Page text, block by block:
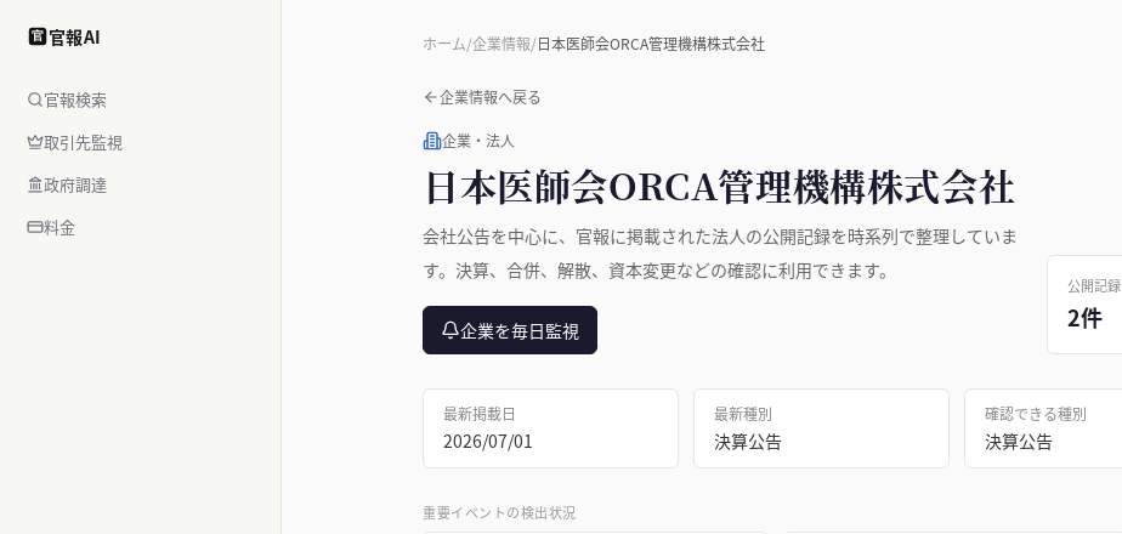
官 官報AI
官報検索
取引先監視
政府調達
料金
ホーム/企業情報/日本医師会ORCA管理機構株式会社
企業情報へ戻る
企業・法人
日本医師会ORCA管理機構株式会社
会社公告を中心に、官報に掲載された法人の公開記録を時系列で整理していま
す。決算、合併、解散、資本変更などの確認に利用できます。
企業を毎日監視
公開記録
2件
最新掲載日
2026/07/01
最新種別
決算公告
確認できる種別
決算公告
重要イベントの検出状況